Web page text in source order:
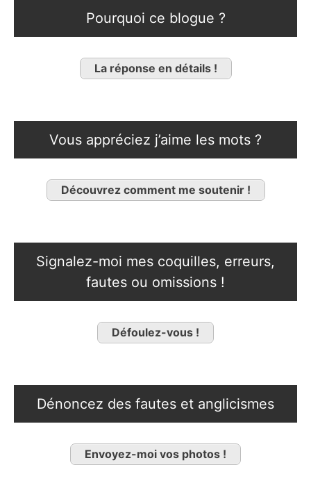
Pourquoi ce blogue ?
La réponse en détails !
Vous appréciez j’aime les mots ?
Découvrez comment me soutenir !
Signalez-moi mes coquilles, erreurs,
fautes ou omissions !
Défoulez-vous !
Dénoncez des fautes et anglicismes
Envoyez-moi vos photos !